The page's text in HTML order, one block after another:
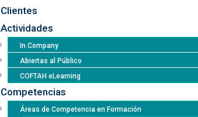
Clientes
Actividades
In Company
Abiertas al Público
COFTAH eLearning
Competencias
Áreas de Competencia en Formación